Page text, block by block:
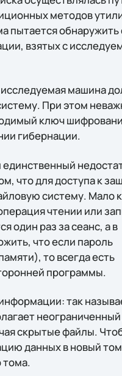
методов
пытается
взятых с
машина
При этом
ключ
гибернации.
что для доступа к
систему. Мало
чтении или
один раз за сеанс, а в
что если пароль
то всегда есть
программы.
так
неограниченный
скрытые файлы.
данных в новый
тома.